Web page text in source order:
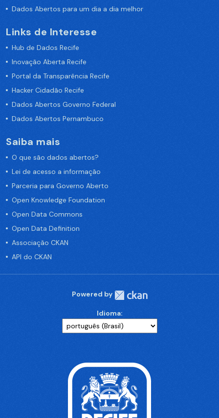
Dados Abertos para um dia a dia melhor
Links de Interesse
Hub de Dados Recife
Inovação Aberta Recife
Portal da Transparência Recife
Hacker Cidadão Recife
Dados Abertos Governo Federal
Dados Abertos Pernambuco
Saiba mais
O que são dados abertos?
Lei de acesso a informação
Parceria para Governo Aberto
Open Knowledge Foundation
Open Data Commons
Open Data Definition
Associação CKAN
API do CKAN
Powered by
Idioma